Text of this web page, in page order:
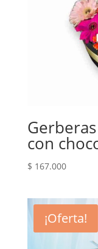
con
$ 167.000
¡Oferta!